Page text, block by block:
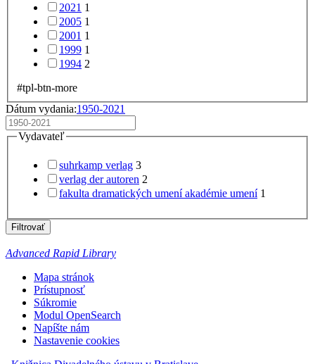
2021 1
2005 1
2001 1
1999 1
1994 2
#tpl-btn-more
Dátum vydania:1950-2021
Vydavateľ
suhrkamp verlag 3
verlag der autoren 2
fakulta dramatických umení akadémie umení 1
Filtrovať
Advanced Rapid Library
Mapa stránok
Prístupnosť
Súkromie
Modul OpenSearch
Napíšte nám
Nastavenie cookies